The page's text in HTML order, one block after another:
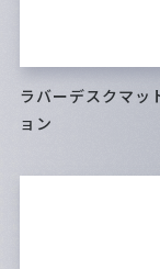
ラバーデスクマッ
ョン